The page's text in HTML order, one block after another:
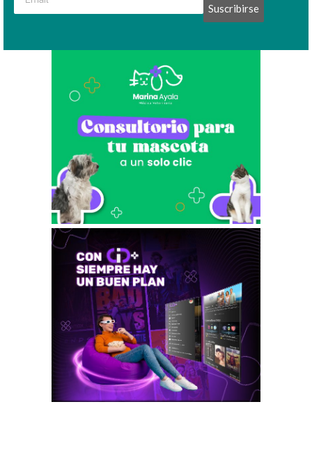
Suscribirse